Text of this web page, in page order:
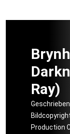
Ray)
Production